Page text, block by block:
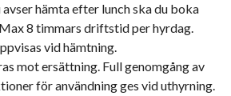
avser hämta efter lunch ska du boka
8 timmars driftstid per hyrdag.
vid hämtning.
mot ersättning. Full genomgång av
för användning ges vid uthyrning.